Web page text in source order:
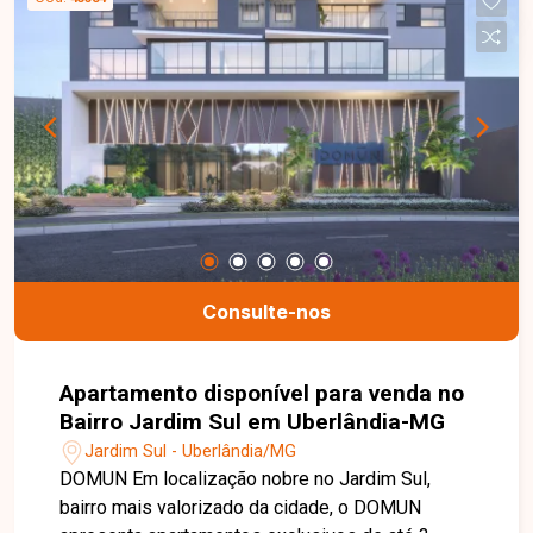
independentes garantem mais privacidade, bem-
estar e exclusividade. Nossa equipe está pronta
para tirar suas dúvidas e te acompanhar em cada
etapa do processo. Fale conosco pelo telefone
ou WhatsApp: (34) 3230-9900, ou, se preferir,
venha até uma de nossas unidades e converse
pessoalmente com um dos nossos consultores.
Estamos aqui para te ajudar a encontrar o imóvel
ideal!
Consulte-nos
Apartamento disponível para venda no
Bairro Jardim Sul em Uberlândia-MG
Jardim Sul - Uberlândia/MG
DOMUN Em localização nobre no Jardim Sul,
bairro mais valorizado da cidade, o DOMUN